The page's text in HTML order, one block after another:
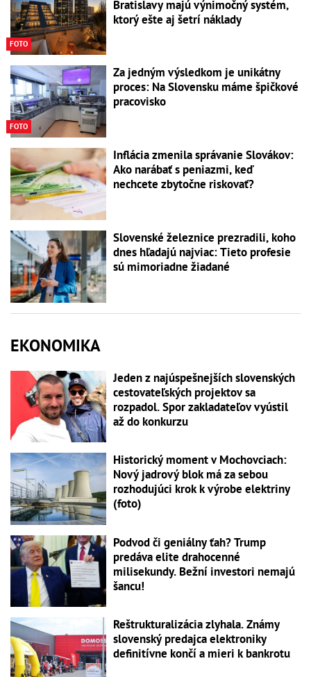
FOTO
Bratislavy majú výnimočný systém,
ktorý ešte aj šetrí náklady
FOTO
Za jedným výsledkom je unikátny
proces: Na Slovensku máme špičkové
pracovisko
Inflácia zmenila správanie Slovákov:
Ako narábať s peniazmi, keď
nechcete zbytočne riskovať?
Slovenské železnice prezradili, koho
dnes hľadajú najviac: Tieto profesie
sú mimoriadne žiadané
EKONOMIKA
Jeden z najúspešnejších slovenských
cestovateľských projektov sa
rozpadol. Spor zakladateľov vyústil
až do konkurzu
Historický moment v Mochovciach:
Nový jadrový blok má za sebou
rozhodujúci krok k výrobe elektriny
(foto)
Podvod či geniálny ťah? Trump
predáva elite drahocenné
milisekundy. Bežní investori nemajú
šancu!
Reštrukturalizácia zlyhala. Známy
slovenský predajca elektroniky
definitívne končí a mieri k bankrotu